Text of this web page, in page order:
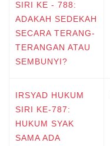
SIRI KE - 788:
ADAKAH SEDEKAH
SECARA TERANG-
TERANGAN ATAU
SEMBUNYI?
IRSYAD HUKUM
SIRI KE-787:
HUKUM SYAK
SAMA ADA